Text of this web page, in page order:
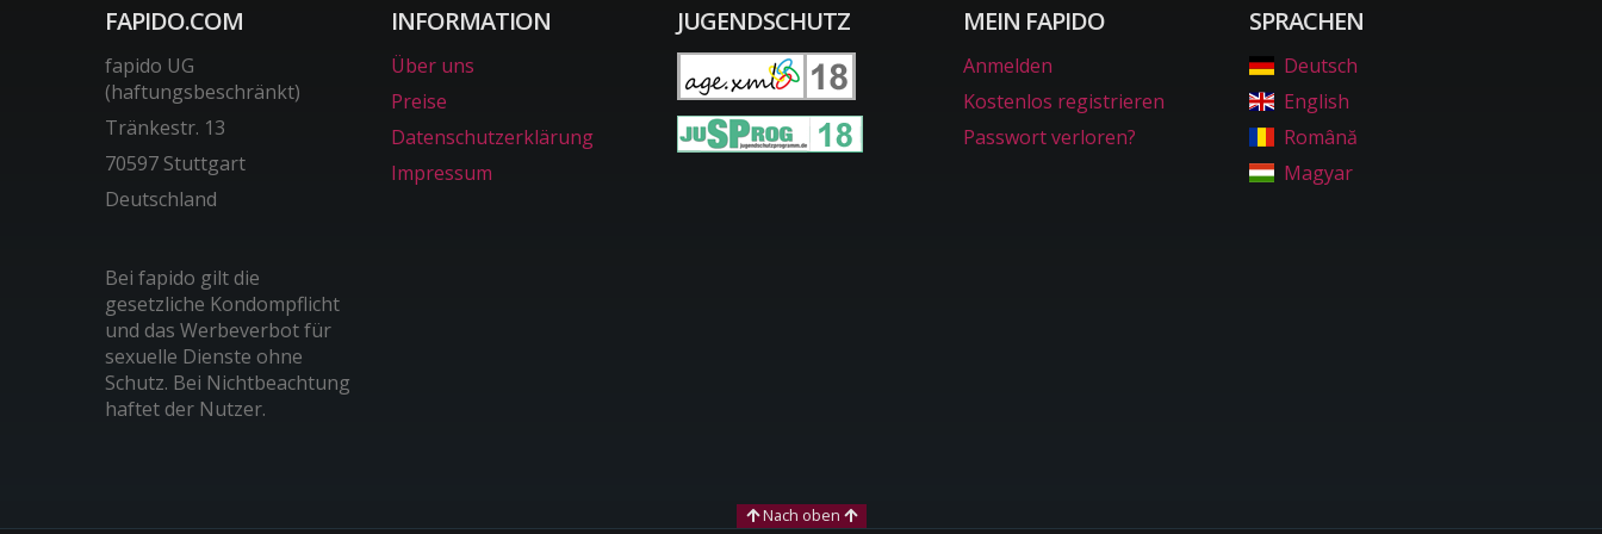
FAPIDO.COM
fapido UG
(haftungsbeschränkt)
Tränkestr. 13
70597 Stuttgart
Deutschland
Bei fapido gilt die
gesetzliche Kondompflicht
und das Werbeverbot für
sexuelle Dienste ohne
Schutz. Bei Nichtbeachtung
haftet der Nutzer.
INFORMATION
Über uns
Preise
Datenschutzerklärung
Impressum
JUGENDSCHUTZ MEIN FAPIDO
Anmelden
Kostenlos registrieren
Passwort verloren?
SPRACHEN
Deutsch
English
Română
Magyar
Nach oben